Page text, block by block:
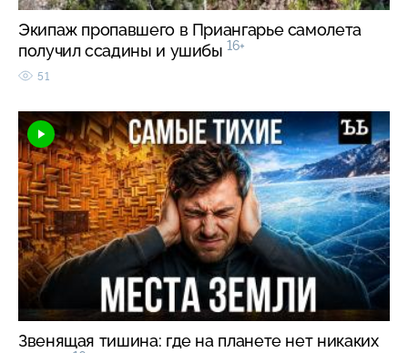
Экипаж пропавшего в Приангарье самолета
получил ссадины и ушибы 16+
51
Звенящая тишина: где на планете нет никаких